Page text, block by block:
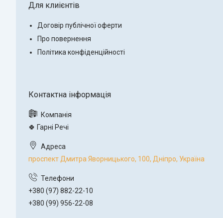
Для клиієнтів
Договір публічної оферти
Про повернення
Політика конфіденційності
🍀 Гарні Речі
проспект Дмитра Яворницького, 100, Дніпро, Україна
+380 (97) 882-22-10
+380 (99) 956-22-08